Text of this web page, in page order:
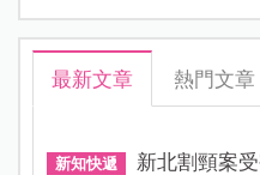
最新文章 熱門文章
新知快遞 新北割頸案